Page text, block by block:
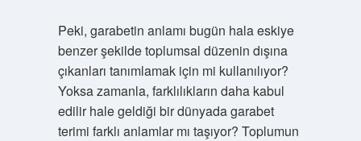
Peki, garabetin anlamı bugün hala eskiye
benzer şekilde toplumsal düzenin dışına
çıkanları tanımlamak için mi kullanılıyor?
Yoksa zamanla, farklılıkların daha kabul
edilir hale geldiği bir dünyada garabet
terimi farklı anlamlar mı taşıyor? Toplumun